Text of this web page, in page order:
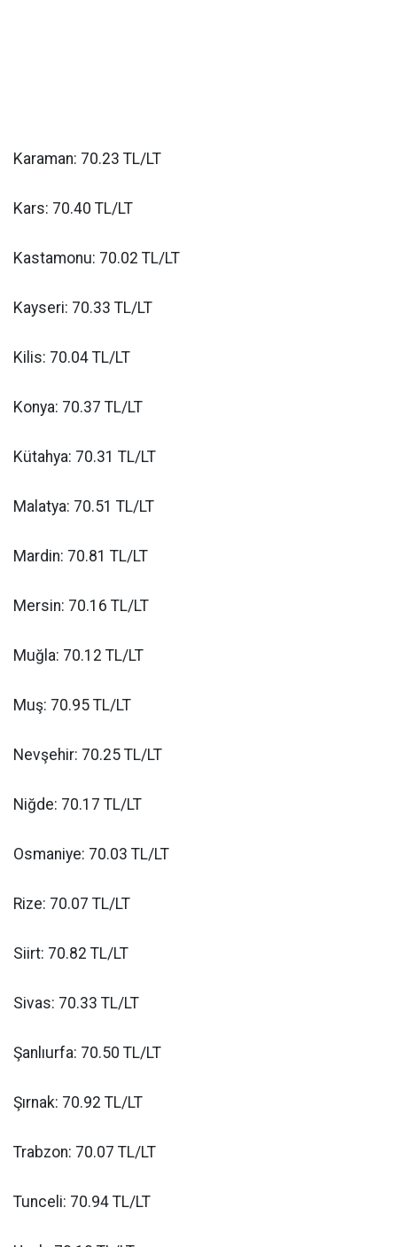
Karaman: 70.23 TL/LT
Kars: 70.40 TL/LT
Kastamonu: 70.02 TL/LT
Kayseri: 70.33 TL/LT
Kilis: 70.04 TL/LT
Konya: 70.37 TL/LT
Kütahya: 70.31 TL/LT
Malatya: 70.51 TL/LT
Mardin: 70.81 TL/LT
Mersin: 70.16 TL/LT
Muğla: 70.12 TL/LT
Muş: 70.95 TL/LT
Nevşehir: 70.25 TL/LT
Niğde: 70.17 TL/LT
Osmaniye: 70.03 TL/LT
Rize: 70.07 TL/LT
Siirt: 70.82 TL/LT
Sivas: 70.33 TL/LT
Şanlıurfa: 70.50 TL/LT
Şırnak: 70.92 TL/LT
Trabzon: 70.07 TL/LT
Tunceli: 70.94 TL/LT